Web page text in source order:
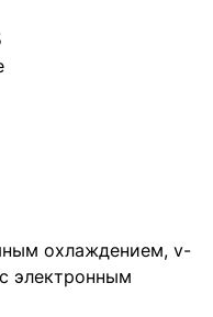
охлаждением, v-
электронным